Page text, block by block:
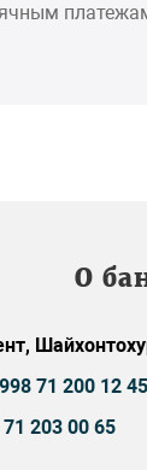
О
71 200 12 45
203 00 65